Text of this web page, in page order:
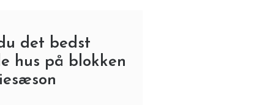
det bedst
hus på blokken